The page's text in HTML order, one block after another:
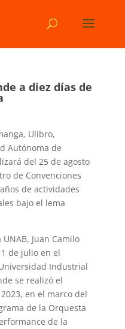
a diez días de
Ulibro,
Autónoma de
del 25 de agosto
de Convenciones
de actividades
bajo el lema
Juan Camilo
de julio en el
Industrial
se realizó el
en el marco del
de la Orquesta
de la